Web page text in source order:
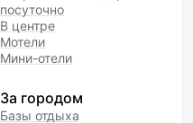
посуточно
В центре
Мотели
Мини-отели
За городом
Базы отдыха